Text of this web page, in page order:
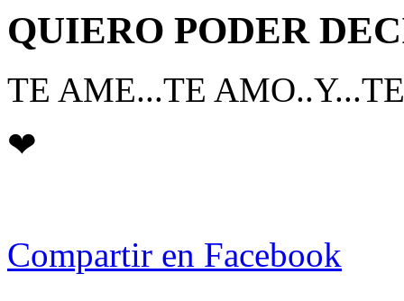
QUIERO PODER
TE AME...TE
❤
Compartir en Facebook